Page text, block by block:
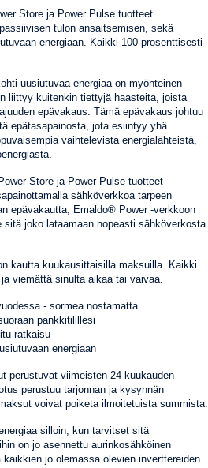
Store ja Power Pulse tuotteet
tulon ansaitsemisen, sekä
energiaan. Kaikki 100-prosenttisesti
uusiutuvaa energiaa on myönteinen
liittyy kuitenkin tiettyjä haasteita, joista
epävakaus. Tämä epävakaus johtuu
epätasapainosta, jota esiintyy yhä
vaihtelevista energialähteistä,
Store ja Power Pulse tuotteet
sähköverkkoa tarpeen
epävakautta, Emaldo® Power -verkkoon
sitä joko lataamaan nopeasti sähköverkosta
kautta kuukausittaisilla maksuilla. Kaikki
viemättä sinulta aikaa tai vaivaa.
- sormea nostamatta.
pankkitilillesi
ratkaisu
energiaan
perustuvat viimeisten 24 kuukauden
perustuu tarjonnan ja kysynnän
voivat poiketa ilmoitetuista summista.
silloin, kun tarvitset sitä
on jo asennettu aurinkosähköinen
jo olemassa olevien inverttereiden